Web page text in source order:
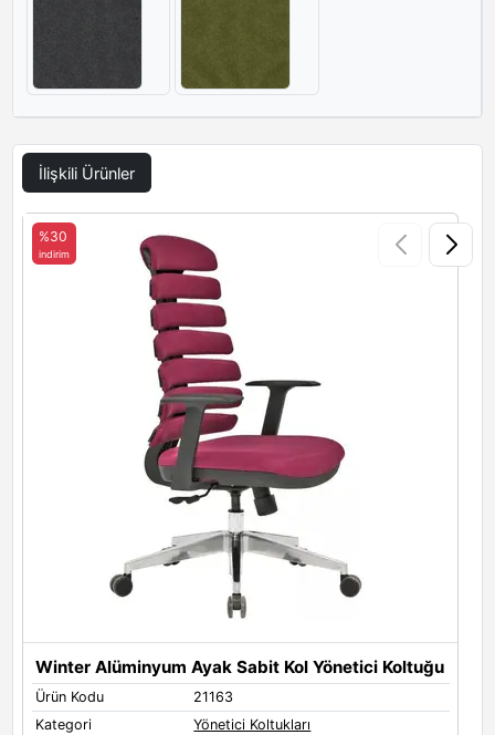
İlişkili Ürünler
Winter Alüminyum Ayak Sabit Kol Yönetici Koltuğu
Ürün Kodu
21163
Kategori
Yönetici Koltukları
%30
indirim